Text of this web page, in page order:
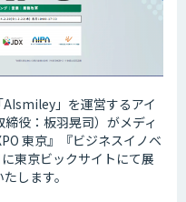
」を運営するアイ
役：板羽晃司）がメディ
東京』『ビジネスイノベ
東京ビックサイトにて展
します。